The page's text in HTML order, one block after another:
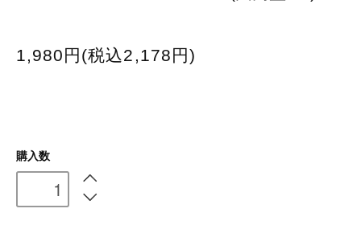
1,980円(税込2,178円)
購入数